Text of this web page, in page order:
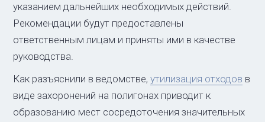
указанием дальнейших необходимых действий.
Рекомендации будут предоставлены
ответственным лицам и приняты ими в качестве
руководства.
Как разъяснили в ведомстве,утилизация отходов в
виде захоронений на полигонах приводит к
образованию мест сосредоточения значительных